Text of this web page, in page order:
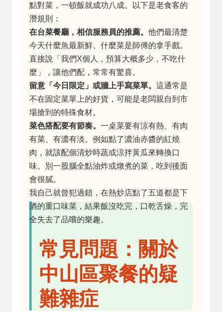
點對菜，一頓飯就成功八成。以下是老食客的
潛規則：
在台菜餐廳，相信服務員的推薦。 他們最清楚
今天什麼魚最新鮮、什麼菜是師傅的拿手戲。
直接說「我們X個人，預算大概多少，不吃什
麼」，讓他們配，常常有驚喜。
留意「今日限定」或牆上手寫菜單。 這通常是
不在固定菜單上的好貨，可能是老闆親自到市
場搶到的特殊食材。
菜色搭配要有節奏。 一桌菜要有涼有熱、有肉
有菜、有濃有淡。例如點了濃油赤醬的紅燒
肉，就該配個清炒時蔬或涼拌黃瓜來轉換口
味。別一股腦全點油炸或燉煮的菜，吃到後面
會很膩。
我自己就曾犯過錯，在熱炒店點了五道都是下
酒的重口味菜，結果飯沒吃完，口乾舌燥，完
全失去了品嚐的樂趣。
常見問題：關於
中山區聚餐的疑
難雜症